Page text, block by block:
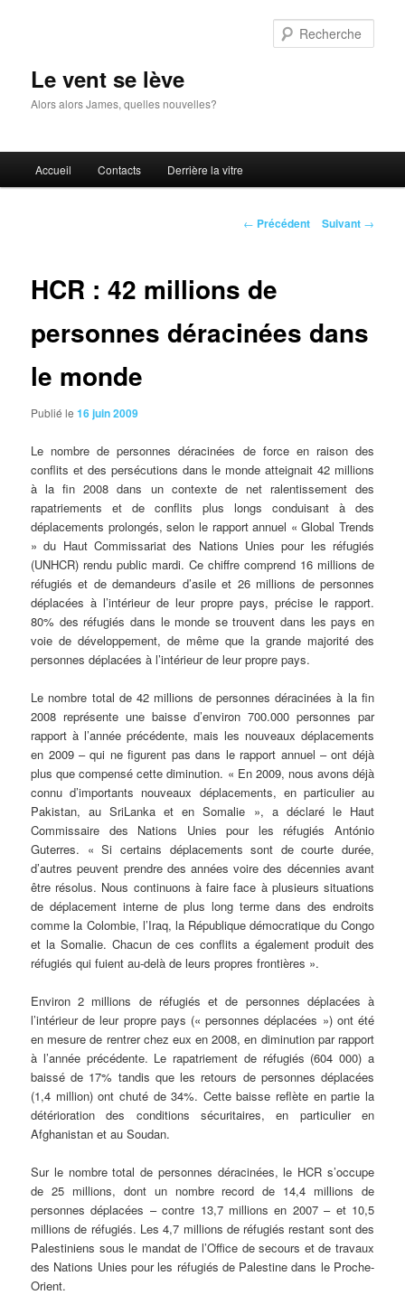
Le vent se lève
Alors alors James, quelles nouvelles?
principal
Accueil Contacts Derrière la vitre
Navigation
← Précédent Suivant →
HCR : 42 millions de
personnes déracinées dans
le monde
Publié le16 juin 2009
Le nombre de personnes déracinées de force en raison des
conflits et des persécutions dans le monde atteignait 42 millions
à la fin 2008 dans un contexte de net ralentissement des
rapatriements et de conflits plus longs conduisant à des
déplacements prolongés, selon le rapport annuel « Global Trends
» du Haut Commissariat des Nations Unies pour les réfugiés
(UNHCR) rendu public mardi. Ce chiffre comprend 16 millions de
réfugiés et de demandeurs d’asile et 26 millions de personnes
déplacées à l’intérieur de leur propre pays, précise le rapport.
80% des réfugiés dans le monde se trouvent dans les pays en
voie de développement, de même que la grande majorité des
personnes déplacées à l’intérieur de leur propre pays.
Le nombre total de 42 millions de personnes déracinées à la fin
2008 représente une baisse d’environ 700.000 personnes par
rapport à l’année précédente, mais les nouveaux déplacements
en 2009 – qui ne figurent pas dans le rapport annuel – ont déjà
plus que compensé cette diminution. « En 2009, nous avons déjà
connu d’importants nouveaux déplacements, en particulier au
Pakistan, au SriLanka et en Somalie », a déclaré le Haut
Commissaire des Nations Unies pour les réfugiés António
Guterres. « Si certains déplacements sont de courte durée,
d’autres peuvent prendre des années voire des décennies avant
être résolus. Nous continuons à faire face à plusieurs situations
de déplacement interne de plus long terme dans des endroits
comme la Colombie, l’Iraq, la République démocratique du Congo
et la Somalie. Chacun de ces conflits a également produit des
réfugiés qui fuient au-delà de leurs propres frontières ».
Environ 2 millions de réfugiés et de personnes déplacées à
l’intérieur de leur propre pays (« personnes déplacées ») ont été
en mesure de rentrer chez eux en 2008, en diminution par rapport
à l’année précédente. Le rapatriement de réfugiés (604 000) a
baissé de 17% tandis que les retours de personnes déplacées
(1,4 million) ont chuté de 34%. Cette baisse reflète en partie la
détérioration des conditions sécuritaires, en particulier en
Afghanistan et au Soudan.
Sur le nombre total de personnes déracinées, le HCR s’occupe
de 25 millions, dont un nombre record de 14,4 millions de
personnes déplacées – contre 13,7 millions en 2007 – et 10,5
millions de réfugiés. Les 4,7 millions de réfugiés restant sont des
Palestiniens sous le mandat de l’Office de secours et de travaux
des Nations Unies pour les réfugiés de Palestine dans le Proche-
Orient.